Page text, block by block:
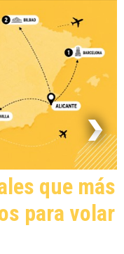
que más
para volar